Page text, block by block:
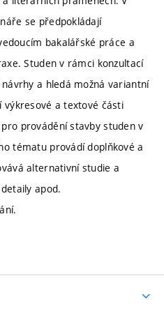
se předpokládají
bakalářské práce a
Studen v rámci konzultací
a hledá možná variantní
výkresové a textové části
provádění stavby studen v
tématu provádí doplňkové a
alternativní studie a
apod.